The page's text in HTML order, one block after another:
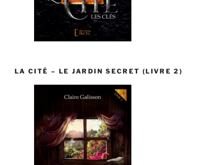
LA CITÉ – LE JARDIN SECRET (LIVRE 2)